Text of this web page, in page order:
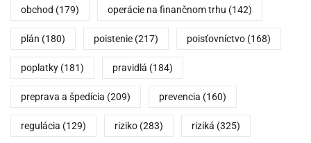
obchod (179) operácie na finančnom trhu (142)
plán (180) poistenie (217) poisťovníctvo (168)
poplatky (181) pravidlá (184)
preprava a špedícia (209) prevencia (160)
regulácia (129) riziko (283) riziká (325)